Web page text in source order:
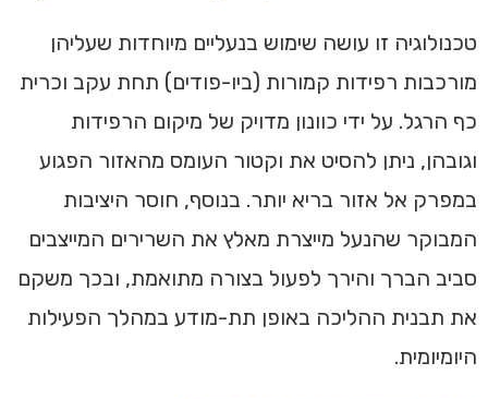
טכנולוגיה זו עושה שימוש בנעליים מיוחדות שעליהן
מורכבות רפידות קמורות (ביו-פודים) תחת עקב וכרית
כף הרגל. על ידי כוונון מדויק של מיקום הרפידות
וגובהן, ניתן להסיט את וקטור העומס מהאזור הפגוע
במפרק אל אזור בריא יותר. בנוסף, חוסר היציבות
המבוקר שהנעל מייצרת מאלץ את השרירים המייצבים
סביב הברך והירך לפעול בצורה מתואמת, ובכך משקם
את תבנית ההליכה באופן תת-מודע במהלך הפעילות
היומיומית.